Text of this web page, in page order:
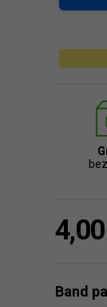
4,00
Band